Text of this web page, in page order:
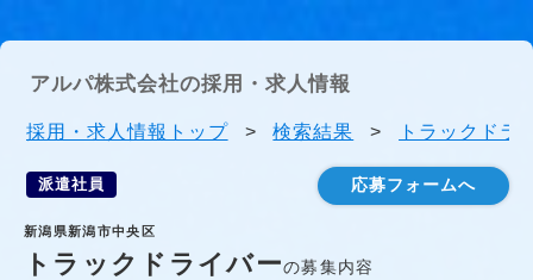
アルパ株式会社の採用・求人情報
採用・求人情報トップ > 検索結果 > トラックドラ
派遣社員 応募フォームへ
新潟県新潟市中央区
トラックドライバーの募集内容